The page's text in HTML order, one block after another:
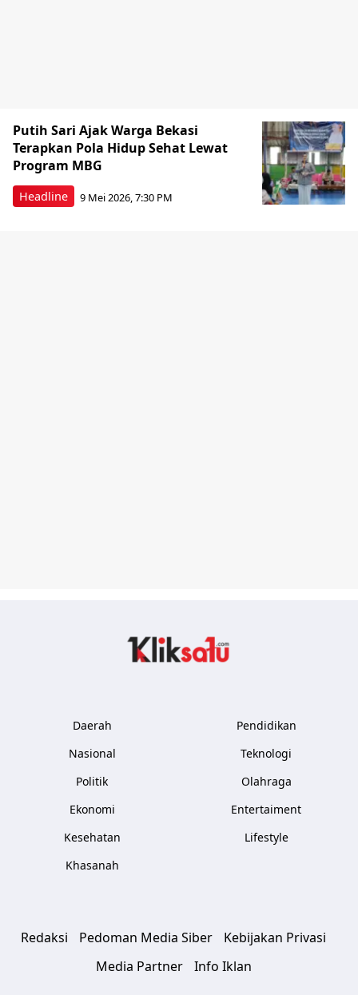
Headline
Putih Sari Ajak Warga Bekasi
Terapkan Pola Hidup Sehat Lewat
Program MBG
9 Mei 2026, 7:30 PM
Daerah
Nasional
Politik
Ekonomi
Kesehatan
Khasanah
Pendidikan
Teknologi
Olahraga
Entertaiment
Lifestyle
Redaksi Pedoman Media Siber
Kebijakan Privasi
Media Partner
Info Iklan